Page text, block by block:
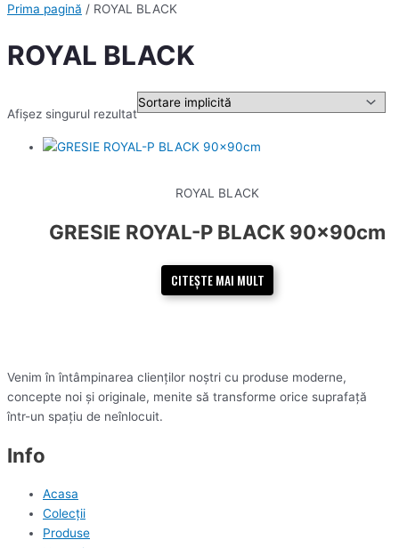
Prima pagină / ROYAL BLACK
ROYAL BLACK
Afișez singurul rezultat
ROYAL BLACK
GRESIE ROYAL-P BLACK 90x90cm
CITEȘTE MAI MULT
Venim în întâmpinarea clienților noștri cu produse moderne,
concepte noi și originale, menite să transforme orice suprafață
într-un spațiu de neînlocuit.
Info
Acasa
Colecții
Produse